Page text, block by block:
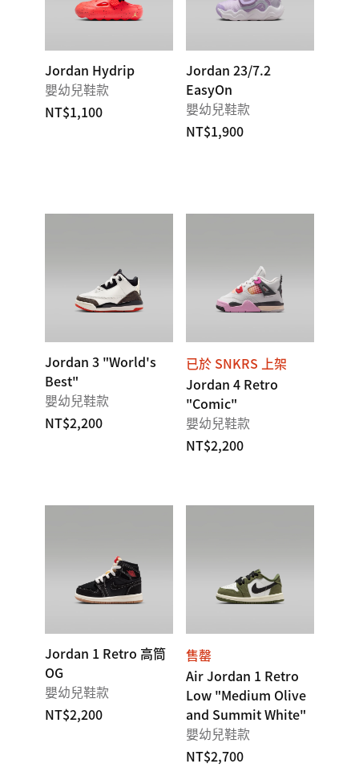
Jordan Hydrip
嬰幼兒鞋款
NT$1,100
Jordan 23/7.2
EasyOn
嬰幼兒鞋款
NT$1,900
Jordan 3 "World's
Best"
嬰幼兒鞋款
NT$2,200
已於 SNKRS 上架
Jordan 4 Retro
"Comic"
嬰幼兒鞋款
NT$2,200
Jordan 1 Retro 高筒
OG
嬰幼兒鞋款
NT$2,200
售罄
Air Jordan 1 Retro
Low "Medium Olive
and Summit White"
嬰幼兒鞋款
NT$2,700